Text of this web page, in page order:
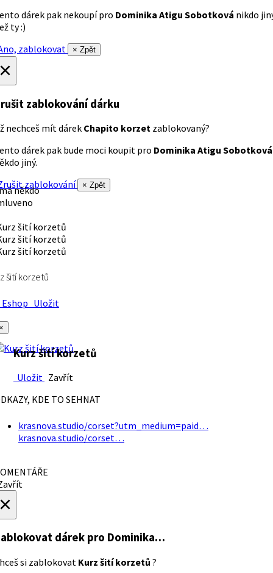
dárek pak nekoupí pro Dominika Atigu Sobotková nikdo
ty :)
zablokovat
× Zpět
zablokování dárku
nechceš mít dárek Chapito korzet zablokovaný?
dárek pak bude moci koupit pro Dominika Atigu Sobotková
jiný.
zablokování
× Zpět
někdo
šití korzetů
Uložit
Kurz šití korzetů
Uložit Zavřít
KDE TO SEHNAT
krasnova.studio/corset?utm_medium=paid…
krasnova.studio/corset…
dárek pro Dominika…
si zablokovat Kurz šití korzetů ?